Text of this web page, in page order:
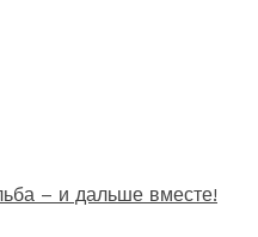
– и дальше вместе!